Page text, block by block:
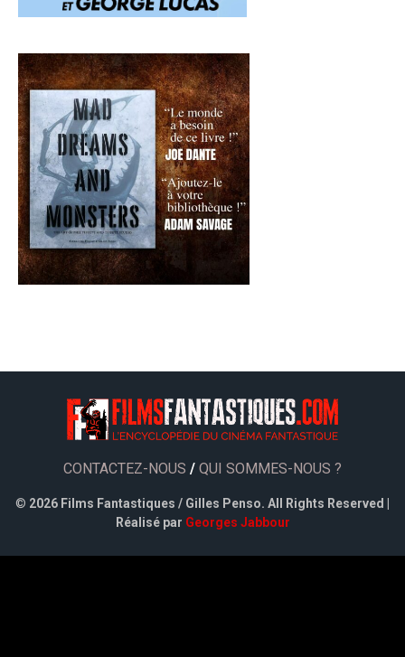
CONTACTEZ-NOUS / QUI SOMMES-NOUS ?
© 2026 Films Fantastiques / Gilles Penso. All Rights Reserved |
Réalisé par Georges Jabbour